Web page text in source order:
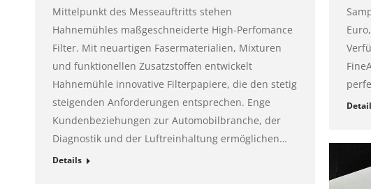
Mittelpunkt des Messeauftritts stehen
Hahnemühles maßgeschneiderte High-Perfomance
Filter. Mit neuartigen Fasermaterialien, Mixturen
und funktionellen Zusatzstoffen entwickelt
Hahnemühle innovative Filterpapiere, die den stetig
steigenden Anforderungen entsprechen. Enge
Kundenbeziehungen zur Automobilbranche, der
Diagnostik und der Luftreinhaltung ermöglichen…
Details